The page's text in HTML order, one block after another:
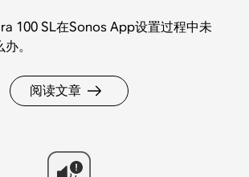
100 SL在Sonos App设置过程中未
。
阅读文章